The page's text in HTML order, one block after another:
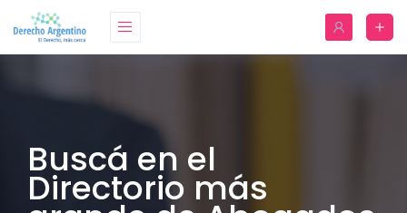
Buscá en el
Directorio más